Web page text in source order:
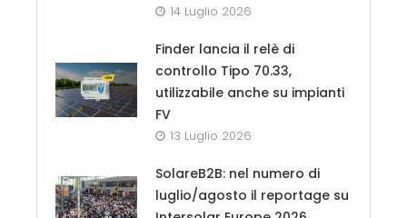
14 Luglio 2026
Finder lancia il relè di
controllo Tipo 70.33,
utilizzabile anche su impianti
FV
13 Luglio 2026
SolareB2B: nel numero di
luglio/agosto il reportage su